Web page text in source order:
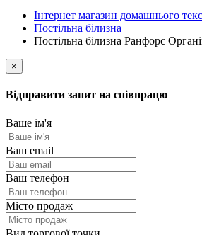
Інтернет магазин домашнього
Постільна білизна
Постільна білизна Ранфорс
×
Відправити запит на співпрацю
Ваше ім'я
Ваш email
Ваш телефон
Місто продаж